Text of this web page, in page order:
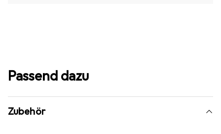
Passend dazu
Zubehör